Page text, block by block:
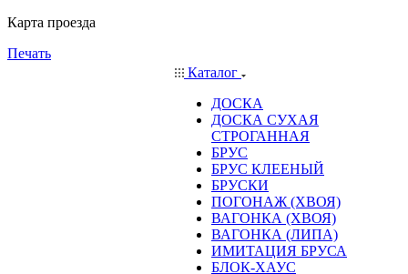
Карта проезда
Печать
Каталог
ДОСКА
ДОСКА СУХАЯ
СТРОГАННАЯ
БРУС
БРУС КЛЕЕНЫЙ
БРУСКИ
ПОГОНАЖ (ХВОЯ)
ВАГОНКА (ХВОЯ)
ВАГОНКА (ЛИПА)
ИМИТАЦИЯ БРУСА
БЛОК-ХАУС